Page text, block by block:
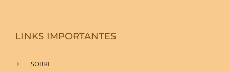
LINKS IMPORTANTES
SOBRE